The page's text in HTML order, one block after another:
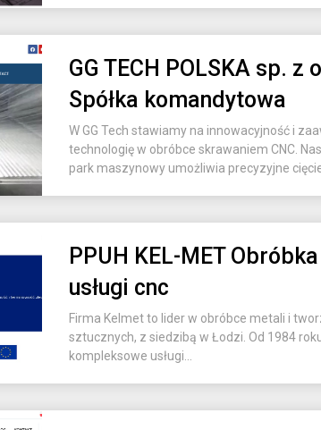
GG TECH POLSKA sp. z
Spółka komandytowa
W GG Tech stawiamy na innowacyjność i
technologię w obróbce skrawaniem CNC.
park maszynowy umożliwia precyzyjne
PPUH KEL-MET
usługi cnc
Firma Kelmet to lider w obróbce metali i
sztucznych, z siedzibą w Łodzi. Od 1984
kompleksowe usługi...